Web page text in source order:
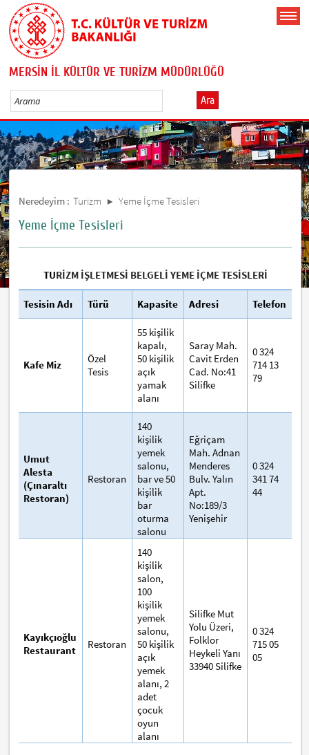
MERSİN İL KÜLTÜR VE TURİZM MÜDÜRLÜĞÜ
Ara
Neredeyim : Turizm Yeme İçme Tesisleri
Yeme İçme Tesisleri
TURİZM İŞLETMESİ BELGELİ YEME İÇME TESİSLERİ
Tesisin Adı Türü Kapasite Adresi Telefon
Kafe Miz
Özel
Tesis
55 kişilik
kapalı,
50 kişilik
açık
yamak
alanı
Saray Mah.
Cavit Erden
Cad. No:41
Silifke
0 324
714 13
79
Umut
Alesta
(Çınaraltı
Restoran)
Restoran
140
kişilik
yemek
salonu,
bar ve 50
kişilik
bar
oturma
salonu
Eğriçam
Mah. Adnan
Menderes
Bulv. Yalın
Apt.
No:189/3
Yenişehir
0 324
341 74
44
Kayıkçıoğlu
Restaurant
Restoran
140
kişilik
salon,
100
kişilik
yemek
salonu,
50 kişilik
açık
yemek
alanı, 2
adet
çocuk
oyun
alanı
Silifke Mut
Yolu Üzeri,
Folklor
Heykeli Yanı
33940 Silifke
0324
715 05
05